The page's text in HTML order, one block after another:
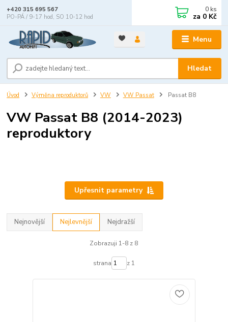
Menu
Hledat
+420 315 695 567
PO-PÁ / 9-17 hod, SO 10-12 hod
0 ks
za 0 Kč
Úvod Výměna reproduktorů VW VW Passat Passat B8
VW Passat B8 (2014-2023)
reproduktory
Upřesnit parametry
Nejnovější Nejlevnější Nejdražší
Zobrazuji 1-8 z 8
strana z 1